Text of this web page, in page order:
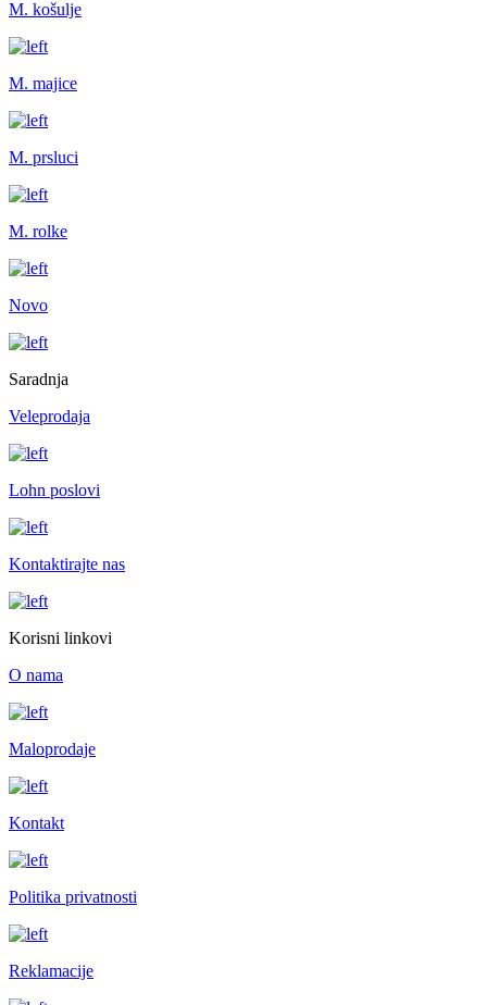
M. košulje
M. majice
M. prsluci
M. rolke
Novo
Saradnja
Veleprodaja
Lohn poslovi
Kontaktirajte nas
Korisni linkovi
O nama
Maloprodaje
Kontakt
Politika privatnosti
Reklamacije